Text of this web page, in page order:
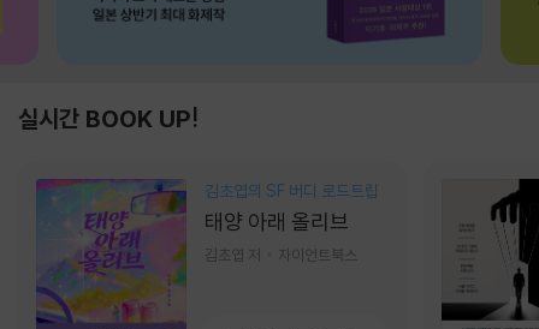
실시간 BOOK UP!
김초엽의 SF 버디 로드트립
태양 아래 올리브
김초엽 저 자이언트북스